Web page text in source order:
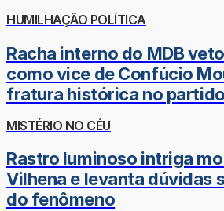
HUMILHAÇÃO POLÍTICA
Racha interno do MDB
como vice de Confúcio
fratura histórica no partido
MISTÉRIO NO CÉU
Rastro luminoso intriga
Vilhena e levanta dúvidas
do fenômeno